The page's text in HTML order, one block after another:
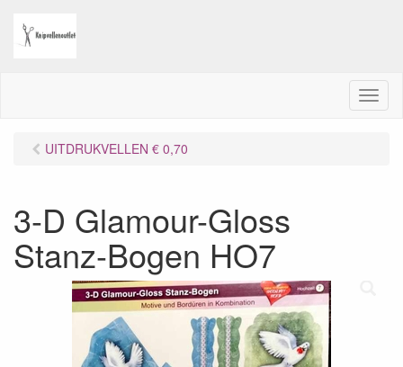
M
e
UITDRUKVELLEN € 0,70
3-D Glamour-Gloss
Stanz-Bogen HO7